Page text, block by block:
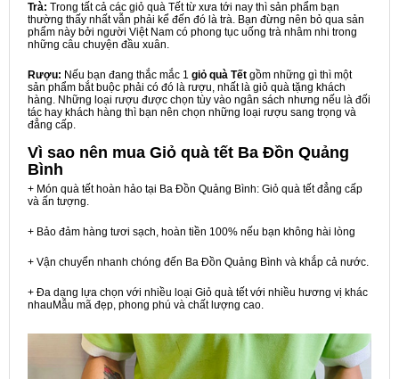
Trà: Trong tất cả các giỏ quà Tết từ xưa tới nay thì sản phẩm bạn
thường thấy nhất vẫn phải kể đến đó là trà. Bạn đừng nên bỏ qua sản
phẩm này bởi người Việt Nam có phong tục uống trà nhâm nhi trong
những câu chuyện đầu xuân.
Rượu: Nếu bạn đang thắc mắc 1 giỏ quà Tết gồm những gì thì một
sản phẩm bắt buộc phải có đó là rượu, nhất là giỏ quà tặng khách
hàng. Những loại rượu được chọn tùy vào ngân sách nhưng nếu là đối
tác hay khách hàng thì bạn nên chọn những loại rượu sang trọng và
đẳng cấp.
Vì sao nên mua Giỏ quà tết Ba Đồn Quảng
Bình
+ Món quà tết hoàn hảo tại Ba Đồn Quảng Bình: Giỏ quà tết đẳng cấp
và ấn tượng.
+ Bảo đảm hàng tươi sạch, hoàn tiền 100% nếu bạn không hài lòng
+ Vận chuyển nhanh chóng đến Ba Đồn Quảng Bình và khắp cả nước.
+ Đa dạng lựa chọn với nhiều loại Giỏ quà tết với nhiều hương vị khác
nhauMẫu mã đẹp, phong phú và chất lượng cao.